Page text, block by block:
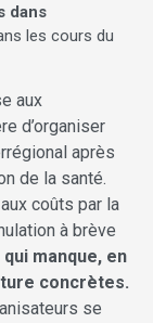
dans
les cours du
aux
d’organiser
après
de la santé.
coûts par la
à brève
qui manque, en
concrètes.
se